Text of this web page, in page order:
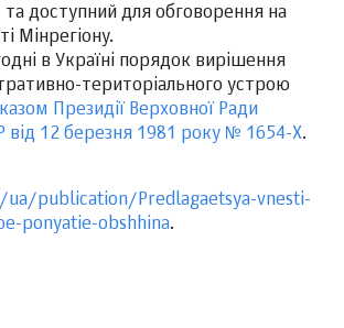
та доступний для обговорення на
Мінрегіону.
в Україні порядок вирішення
територіального устрою
Президії Верховної Ради
від 12 березня 1981 року № 1654-Х.
publication/Predlagaetsya-vnesti-
ponyatie-obshhina.